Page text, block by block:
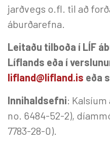
jarðvegs o.fl. til að
áburðarefna.
Leitaðu tilboða í LÍF
Líflands eða í
lifland@lifland.is eða
Innihaldsefni:
no. 6484-52-2),
7783-28-0).